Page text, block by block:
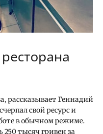
рассказывает Геннадий
свой ресурс и
в обычном режиме.
тысяч гривен за